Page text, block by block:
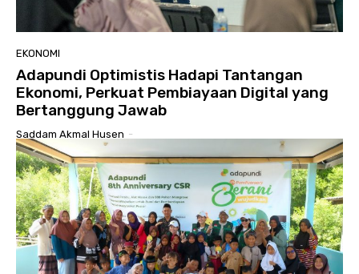
EKONOMI
Adapundi Optimistis Hadapi Tantangan
Ekonomi, Perkuat Pembiayaan Digital yang
Bertanggung Jawab
Saddam Akmal Husen -